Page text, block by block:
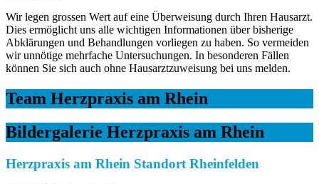
Wir legen grossen Wert auf eine Überweisung durch Ihren Hausarzt.
Dies ermöglicht uns alle wichtigen Informationen über bisherige
Abklärungen und Behandlungen vorliegen zu haben. So vermeiden
wir unnötige mehrfache Untersuchungen. In besonderen Fällen
können Sie sich auch ohne Hausarztzuweisung bei uns melden.
Team Herzpraxis am Rhein
Bildergalerie Herzpraxis am Rhein
Herzpraxis am Rhein Standort Rheinfelden